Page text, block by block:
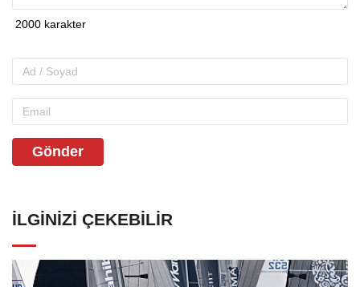
Gönder
İLGINIZI ÇEKEBILIR